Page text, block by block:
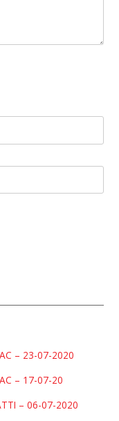
– 23-07-2020
– 17-07-20
– 06-07-2020